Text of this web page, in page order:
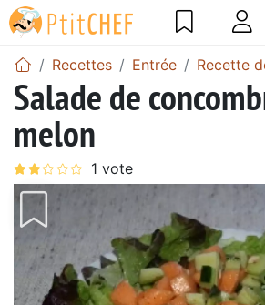
Recettes Entrée Recette
Salade de
melon